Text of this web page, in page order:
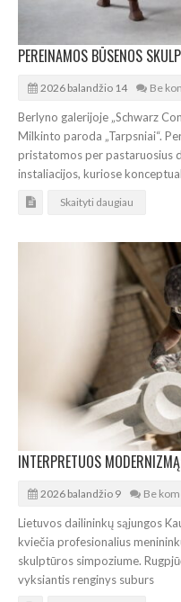
2026 balandžio 14 Be
Berlyno galerijoje „Schwarz
Milkinto paroda „Tarpsniai“.
pristatomos per pastaruosius
instaliacijos, kuriose
Skaityti daugiau
2026 balandžio 9 Be
Lietuvos dailininkų sąjungos
kviečia profesionalius
skulptūros simpoziume.
vyksiantis renginys suburs